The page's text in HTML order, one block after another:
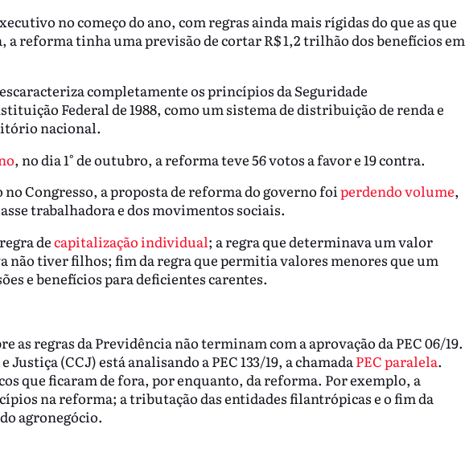
no começo do ano, com regras ainda mais rígidas do que as que
a reforma tinha uma previsão de cortar R$ 1,2 trilhão dos benefícios em
completamente os princípios da Seguridade
Federal de 1988, como um sistema de distribuição de renda e
nacional.
, no dia 1° de outubro, a reforma teve 56 votos a favor e 19 contra.
no Congresso, a proposta de reforma do governo foiperdendo volume,
trabalhadora e dos movimentos sociais.
decapitalização individual; a regra que determinava um valor
não tiver filhos; fim da regra que permitia valores menores que um
e benefícios para deficientes carentes.
as regras da Previdência não terminam com a aprovação da PEC 06/19.
(CCJ) está analisando a PEC 133/19, a chamadaPEC paralela.
que ficaram de fora, por enquanto, da reforma. Por exemplo, a
na reforma; a tributação das entidades filantrópicas e o fim da
agronegócio.